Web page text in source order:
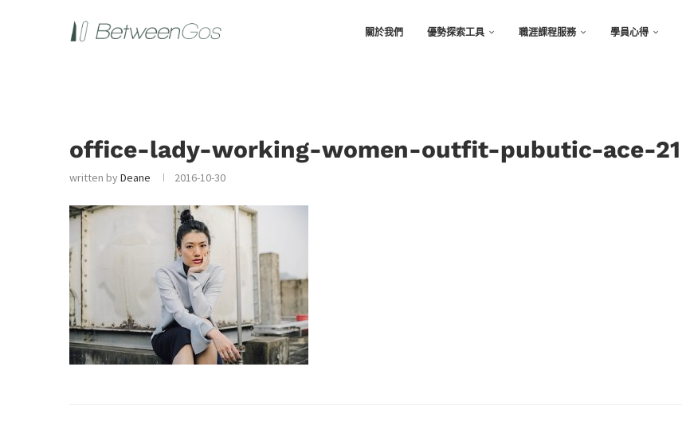
關於我們 優勢探索工具 職涯課程服務 學員心得
office-lady-working-women-outfit-pubutic-ace-21
written byDeane 2016-10-30